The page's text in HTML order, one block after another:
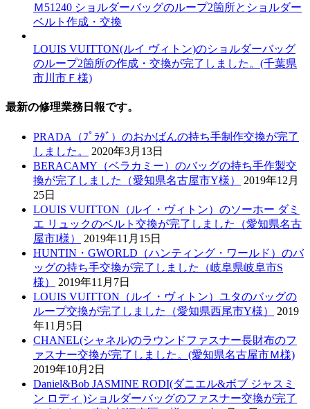
Ｍ51240 ショルダーバッグのループ2箇所とショルダー
ベルト作成・交換
LOUIS VUITTON(ルイ ヴィトン)のショルダーバッグ
のループ2箇所の作成・交換が完了しました。(千葉県
市川市Ｆ様)
最新の修理業務日報です。
PRADA（ﾌﾟﾗﾀﾞ）のおかばんの持ち手制作交換が完了
しました。
2020年3月13日
BERACAMY（ベラカミー）のバッグの持ち手作製交
換が完了しました（愛知県名古屋市Y様）
2019年12月
25日
LOUIS VUITTON（ルイ・ヴィトン）のソーホー ダミ
エ リュックのベルト交換が完了しました（愛知県名古
屋市I様）
2019年11月15日
HUNTIN・GWORLD（ハンティング・ワールド）のバ
ッグの持ち手交換が完了しました（岐阜県岐阜市S
様）
2019年11月7日
LOUIS VUITTON（ルイ・ヴィトン）ユタのバッグの
ループ交換が完了しました（愛知県西尾市Y様）
2019
年11月5日
CHANEL(シャネル)のラウンドファスナー長財布のフ
ァスナー交換が完了しました。(愛知県名古屋市Ｍ様)
2019年10月2日
Daniel&Bob JASMINE RODI(ダニエル&ボブ ジャスミ
ン ロディ )ショルダーバッグのファスナー交換が完了